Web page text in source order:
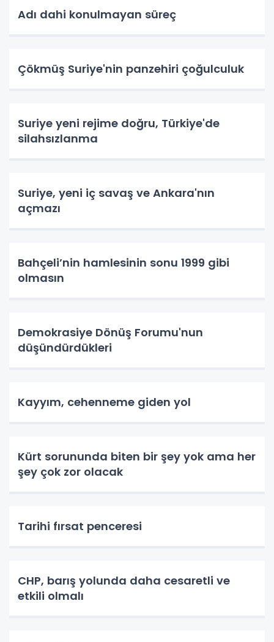
Adı dahi konulmayan süreç
Çökmüş Suriye'nin panzehiri çoğulculuk
Suriye yeni rejime doğru, Türkiye'de
silahsızlanma
Suriye, yeni iç savaş ve Ankara'nın
açmazı
Bahçeli’nin hamlesinin sonu 1999 gibi
olmasın
Demokrasiye Dönüş Forumu'nun
düşündürdükleri
Kayyım, cehenneme giden yol
Kürt sorununda biten bir şey yok ama her
şey çok zor olacak
Tarihi fırsat penceresi
CHP, barış yolunda daha cesaretli ve
etkili olmalı